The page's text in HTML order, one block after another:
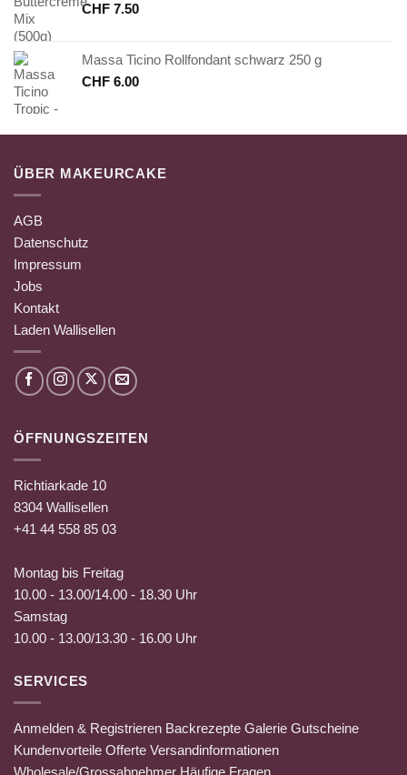
CHF 7.50
Massa Ticino Rollfondant schwarz 250 g
CHF 6.00
ÜBER MAKEURCAKE
AGB
Datenschutz
Impressum
Jobs
Kontakt
Laden Wallisellen
ÖFFNUNGSZEITEN
Richtiarkade 10
8304 Wallisellen
+41 44 558 85 03
Montag bis Freitag
10.00 - 13.00/14.00 - 18.30 Uhr
Samstag
10.00 - 13.00/13.30 - 16.00 Uhr
SERVICES
Anmelden & Registrieren Backrezepte Galerie Gutscheine
Kundenvorteile Offerte Versandinformationen